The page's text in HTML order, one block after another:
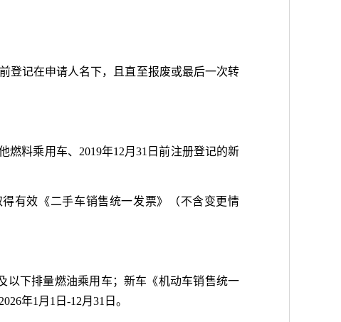
登记在申请人名下，且直至报废或最后一次转
燃料乘用车、2019年12月31日前注册登记的新
有效《二手车销售统一发票》（不含变更情
以下排量燃油乘用车；新车《机动车销售统一
年1月1日-12月31日。